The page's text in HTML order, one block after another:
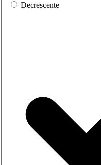
Decrescente